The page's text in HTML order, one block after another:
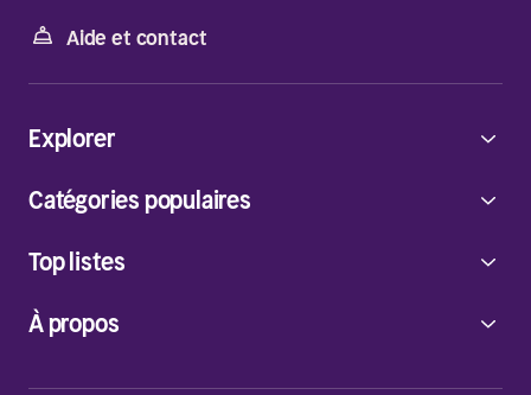
Aide et contact
À propos
Explorer
Catégories populaires
Top listes